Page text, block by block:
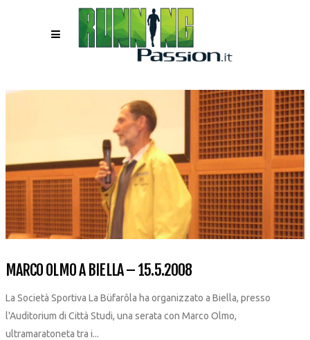
MARCO OLMO A BIELLA – 15.5.2008
La Società Sportiva La Büfarôla ha organizzato a Biella, presso
l'Auditorium di Città Studi, una serata con Marco Olmo,
ultramaratoneta tra i...